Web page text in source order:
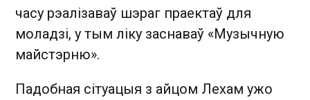
часу рэалізаваў шэраг праектаў для
моладзі, у тым ліку заснаваў «Музычную
майстэрню».
Падобная сітуацыя з айцом Лехам ужо